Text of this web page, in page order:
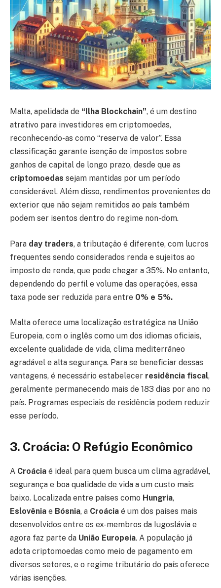
Malta, apelidada de “Ilha Blockchain”, é um destino
atrativo para investidores em criptomoedas,
reconhecendo-as como “reserva de valor”. Essa
classificação garante isenção de impostos sobre
ganhos de capital de longo prazo, desde que as
criptomoedas sejam mantidas por um período
considerável. Além disso, rendimentos provenientes do
exterior que não sejam remitidos ao país também
podem ser isentos dentro do regime non-dom.
Para day traders, a tributação é diferente, com lucros
frequentes sendo considerados renda e sujeitos ao
imposto de renda, que pode chegar a 35%. No entanto,
dependendo do perfil e volume das operações, essa
taxa pode ser reduzida para entre 0% e 5%.
Malta oferece uma localização estratégica na União
Europeia, com o inglês como um dos idiomas oficiais,
excelente qualidade de vida, clima mediterrâneo
agradável e alta segurança. Para se beneficiar dessas
vantagens, é necessário estabelecer residência fiscal,
geralmente permanecendo mais de 183 dias por ano no
país. Programas especiais de residência podem reduzir
esse período.
3. Croácia: O Refúgio Econômico
A Croácia é ideal para quem busca um clima agradável,
segurança e boa qualidade de vida a um custo mais
baixo. Localizada entre países como Hungria,
Eslovênia e Bósnia, a Croácia é um dos países mais
desenvolvidos entre os ex-membros da Iugoslávia e
agora faz parte da União Europeia. A população já
adota criptomoedas como meio de pagamento em
diversos setores, e o regime tributário do país oferece
várias isenções.